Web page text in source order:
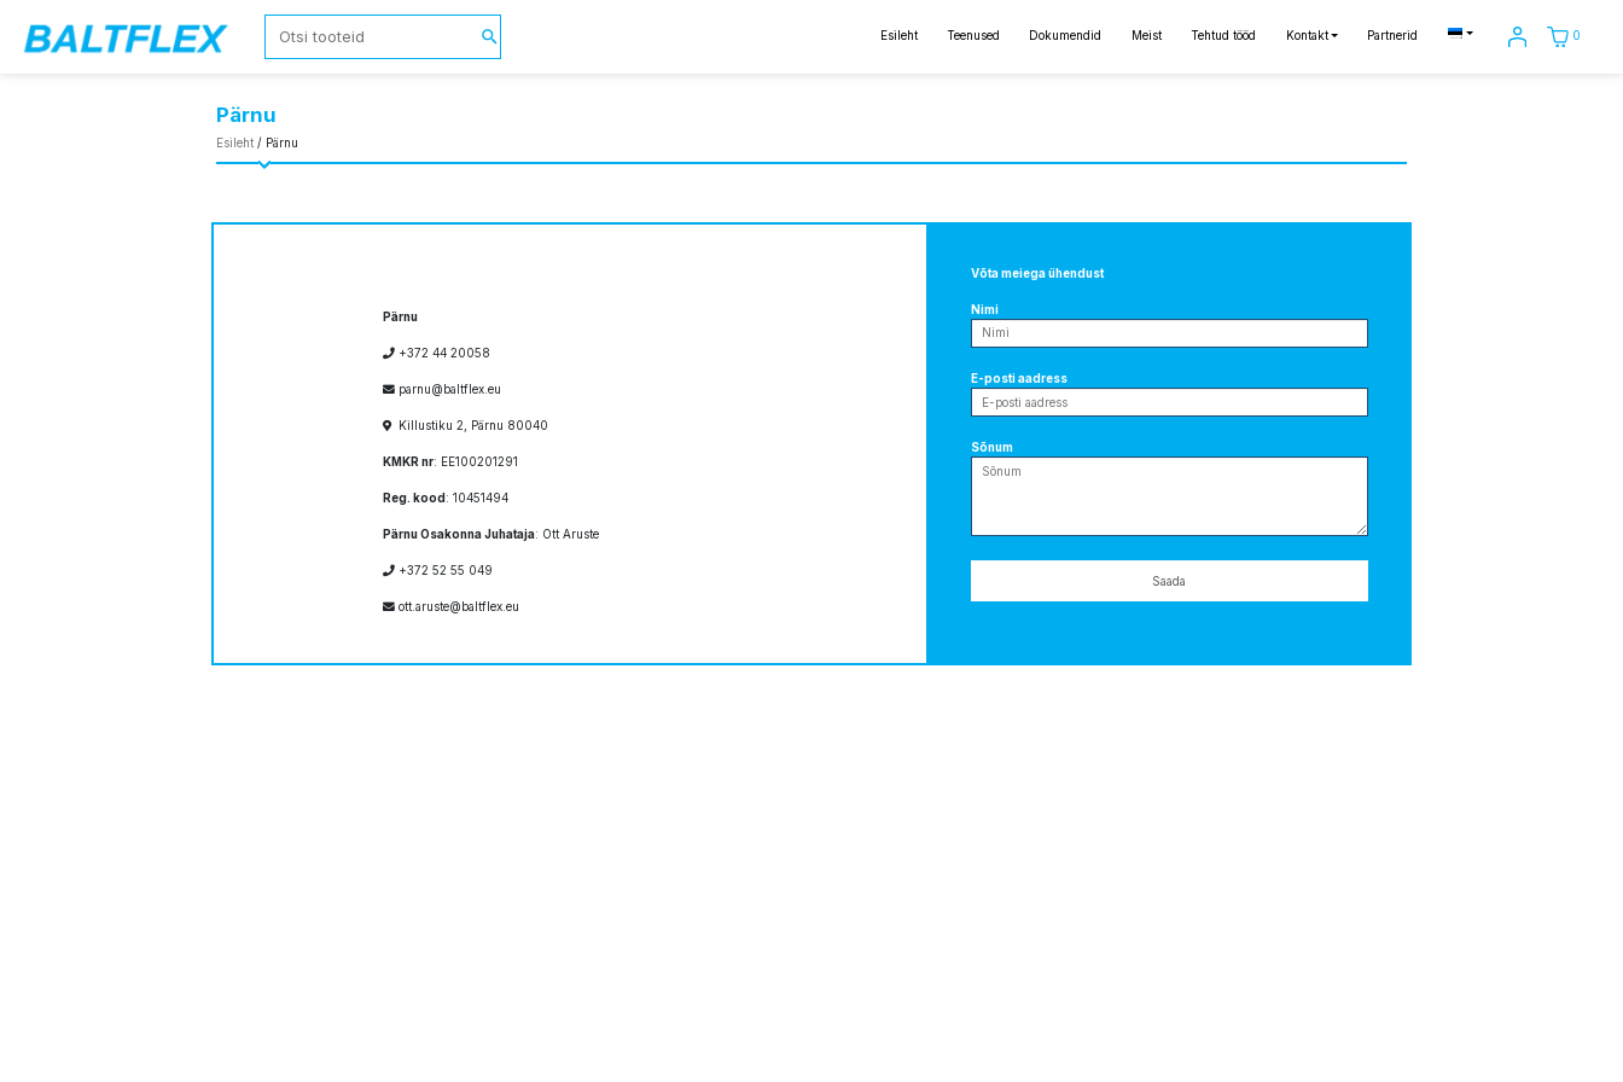
Esileht Teenused Dokumendid Meist Tehtud tööd Kontakt Partnerid 0
Pärnu
Esileht / Pärnu
Pärnu
+372 44 20058
parnu@baltflex.eu
Killustiku 2, Pärnu 80040
KMKR nr: EE100201291
Reg. kood : 10451494
Pärnu Osakonna Juhataja: Ott Aruste
+372 52 55 049
ott.aruste@baltflex.eu
Võta meiega ühendust
Nimi
E-posti aadress
Sõnum